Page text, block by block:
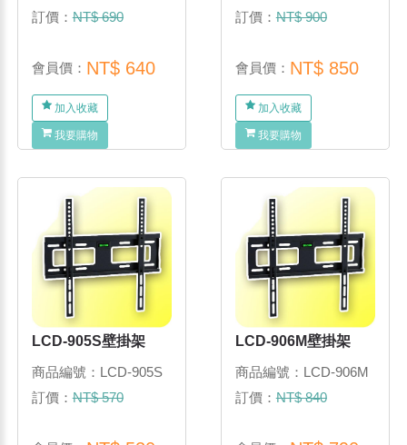
訂價：NT$ 690
會員價： NT$ 640
加入收藏
我要購物
訂價：NT$ 900
會員價： NT$ 850
加入收藏
我要購物
LCD-905S壁掛架
商品編號：LCD-905S
訂價：NT$ 570
LCD-906M壁掛架
商品編號：LCD-906M
訂價：NT$ 840